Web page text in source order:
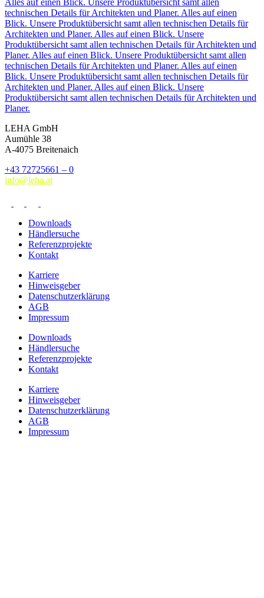
Alles auf einen Blick. Unsere Produktübersicht samt allen
technischen Details für Architekten und Planer. Alles auf einen
Blick. Unsere Produktübersicht samt allen technischen Details für
Architekten und Planer. Alles auf einen Blick. Unsere
Produktübersicht samt allen technischen Details für Architekten und
Planer. Alles auf einen Blick. Unsere Produktübersicht samt allen
technischen Details für Architekten und Planer. Alles auf einen
Blick. Unsere Produktübersicht samt allen technischen Details für
Architekten und Planer. Alles auf einen Blick. Unsere
Produktübersicht samt allen technischen Details für Architekten und
Planer.
LEHA GmbH
Aumühle 38
A-4075 Breitenaich
+43 72725661 – 0
info@leha.at
Downloads
Händlersuche
Referenzprojekte
Kontakt
Karriere
Hinweisgeber
Datenschutzerklärung
AGB
Impressum
Downloads
Händlersuche
Referenzprojekte
Kontakt
Karriere
Hinweisgeber
Datenschutzerklärung
AGB
Impressum